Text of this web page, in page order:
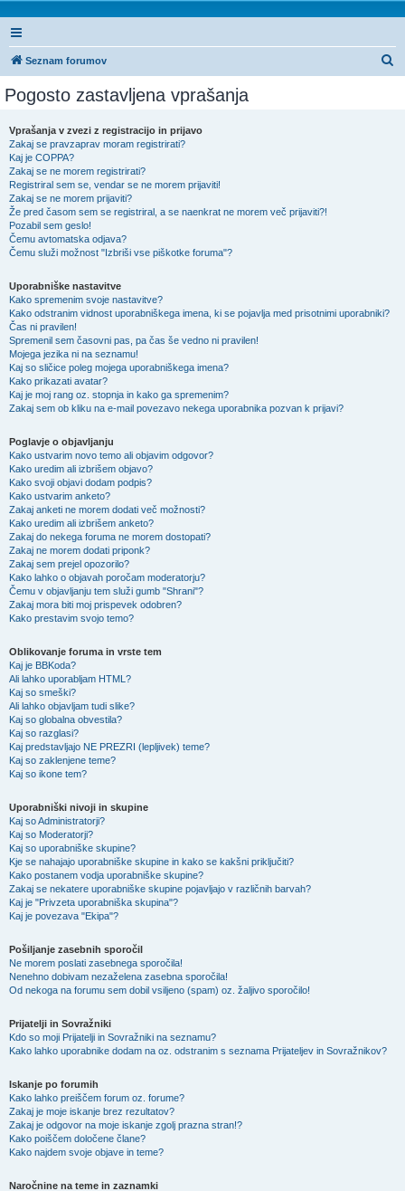
Seznam forumov
Pogosto zastavljena vprašanja
Vprašanja v zvezi z registracijo in prijavo
Zakaj se pravzaprav moram registrirati?
Kaj je COPPA?
Zakaj se ne morem registrirati?
Registriral sem se, vendar se ne morem prijaviti!
Zakaj se ne morem prijaviti?
Že pred časom sem se registriral, a se naenkrat ne morem več prijaviti?!
Pozabil sem geslo!
Čemu avtomatska odjava?
Čemu služi možnost "Izbriši vse piškotke foruma"?
Uporabniške nastavitve
Kako spremenim svoje nastavitve?
Kako odstranim vidnost uporabniškega imena, ki se pojavlja med prisotnimi uporabniki?
Čas ni pravilen!
Spremenil sem časovni pas, pa čas še vedno ni pravilen!
Mojega jezika ni na seznamu!
Kaj so sličice poleg mojega uporabniškega imena?
Kako prikazati avatar?
Kaj je moj rang oz. stopnja in kako ga spremenim?
Zakaj sem ob kliku na e-mail povezavo nekega uporabnika pozvan k prijavi?
Poglavje o objavljanju
Kako ustvarim novo temo ali objavim odgovor?
Kako uredim ali izbrišem objavo?
Kako svoji objavi dodam podpis?
Kako ustvarim anketo?
Zakaj anketi ne morem dodati več možnosti?
Kako uredim ali izbrišem anketo?
Zakaj do nekega foruma ne morem dostopati?
Zakaj ne morem dodati priponk?
Zakaj sem prejel opozorilo?
Kako lahko o objavah poročam moderatorju?
Čemu v objavljanju tem služi gumb "Shrani"?
Zakaj mora biti moj prispevek odobren?
Kako prestavim svojo temo?
Oblikovanje foruma in vrste tem
Kaj je BBKoda?
Ali lahko uporabljam HTML?
Kaj so smeški?
Ali lahko objavljam tudi slike?
Kaj so globalna obvestila?
Kaj so razglasi?
Kaj predstavljajo NE PREZRI (lepljivek) teme?
Kaj so zaklenjene teme?
Kaj so ikone tem?
Uporabniški nivoji in skupine
Kaj so Administratorji?
Kaj so Moderatorji?
Kaj so uporabniške skupine?
Kje se nahajajo uporabniške skupine in kako se kakšni priključiti?
Kako postanem vodja uporabniške skupine?
Zakaj se nekatere uporabniške skupine pojavljajo v različnih barvah?
Kaj je "Privzeta uporabniška skupina"?
Kaj je povezava "Ekipa"?
Pošiljanje zasebnih sporočil
Ne morem poslati zasebnega sporočila!
Nenehno dobivam nezaželena zasebna sporočila!
Od nekoga na forumu sem dobil vsiljeno (spam) oz. žaljivo sporočilo!
Prijatelji in Sovražniki
Kdo so moji Prijatelji in Sovražniki na seznamu?
Kako lahko uporabnike dodam na oz. odstranim s seznama Prijateljev in Sovražnikov?
Iskanje po forumih
Kako lahko preiščem forum oz. forume?
Zakaj je moje iskanje brez rezultatov?
Zakaj je odgovor na moje iskanje zgolj prazna stran!?
Kako poiščem določene člane?
Kako najdem svoje objave in teme?
Naročnine na teme in zaznamki